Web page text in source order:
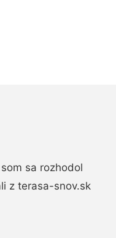
sa rozhodol
z terasa-snov.sk